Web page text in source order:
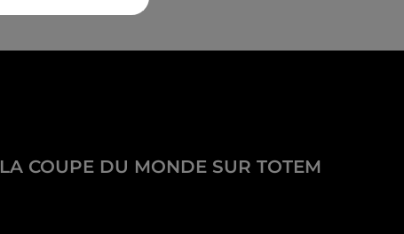
LA COUPE DU MONDE SUR TOTEM